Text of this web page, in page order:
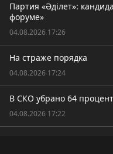
Партия «Әділет»:
форуме»
04.08.2026 17:26
На страже порядка
04.08.2026 17:24
В СКО убрано 64
04.08.2026 17:22